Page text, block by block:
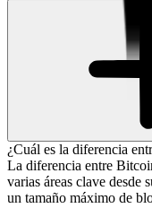
¿Cuál es la diferencia
La diferencia entre
varias áreas clave desde
un tamaño máximo de